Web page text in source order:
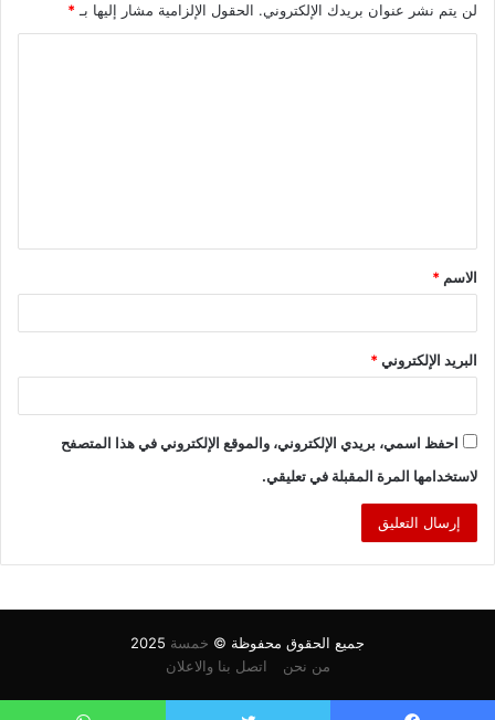
لن يتم نشر عنوان بريدك الإلكتروني. الحقول الإلزامية مشار إليها بـ *
ق
*
الاسم *
البريد الإلكتروني*
احفظ اسمي، بريدي الإلكتروني، والموقع الإلكتروني في هذا المتصفح
لاستخدامها المرة المقبلة في تعليقي.
جميع الحقوق محفوظة © خمسة
من نحن
اتصل بنا والاعلان